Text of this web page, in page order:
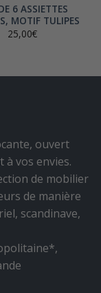
6 ASSIETTES
MOTIF TULIPES
25,00€
ouvert
vos envies.
de mobilier
de manière
scandinave,